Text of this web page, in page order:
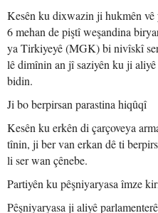
Kesên ku dixwazin ji hukmên
6 mehan de piştî weşandina
ya Tirkiyeyê (MGK) bi nivîskî
lê dimînin an jî saziyên ku ji
bidin.
Ji bo berpirsan parastina hiqûqî
Kesên ku erkên di çarçoveya
tînin, ji ber van erkan dê ti
li ser wan çênebe.
Partiyên ku pêşniyaryasa îmze
Pêşniyaryasa ji aliyê